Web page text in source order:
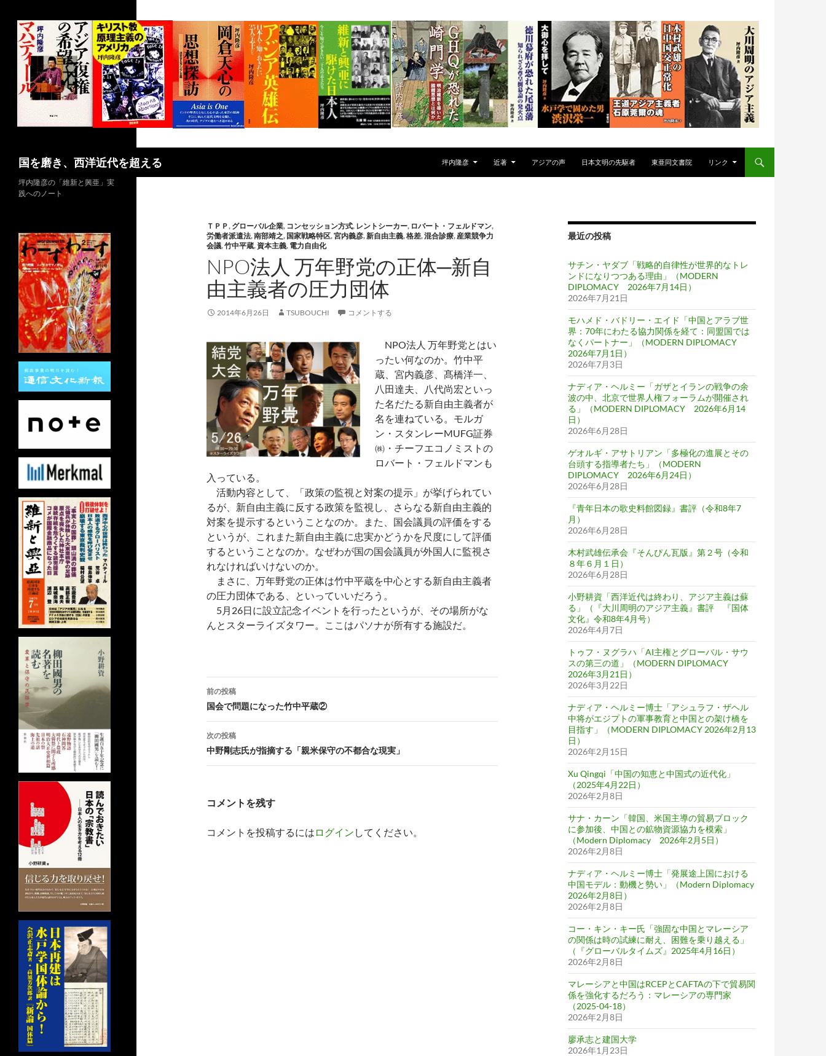
国を磨き、西洋近代を超える 坪内隆彦 近著 アジアの声 日本文明の先駆者 東亜同文書院 リンク
ＴＰＰ, グローバル企業, コンセッション方式, レントシーカー, ロバート・フェルドマン,
労働者派遣法,南部靖之, 国家戦略特区,宮内義彦,新自由主義,格差,混合診療,産業競争力
会議,竹中平蔵,資本主義, 電力自由化
NPO法人 万年野党の正体─新自
由主義者の圧力団体
2014年6月26日 TSUBOUCHI コメントする
NPO法人 万年野党とはい
ったい何なのか。竹中平
蔵、宮内義彦、髙橋洋一、
八田達夫、八代尚宏といっ
た名だたる新自由主義者が
名を連ねている。モルガ
ン・スタンレーMUFG証券
㈱・チーフエコノミストの
ロバート・フェルドマンも
入っている。
活動内容として、「政策の監視と対案の提示」が挙げられてい
るが、新自由主義に反する政策を監視し、さらなる新自由主義的
対案を提示するということなのか。また、国会議員の評価をする
というが、これまた新自由主義に忠実かどうかを尺度にして評価
するということなのか。なぜわが国の国会議員が外国人に監視さ
れなければいけないのか。
まさに、万年野党の正体は竹中平蔵を中心とする新自由主義者
の圧力団体である、といっていいだろう。
5月26日に設立記念イベントを行ったというが、その場所がな
んとスターライズタワー。ここはパソナが所有する施設だ。
投
稿
ナ
ビ
ゲ
ョ
前の投稿
国会で問題になった竹中平蔵②
次の投稿
中野剛志氏が指摘する「親米保守の不都合な現実」
コメントを残す
コメントを投稿するには ログイン してください。
最近の投稿
サチン・ヤダブ「戦略的自律性が世界的なトレ
ンドになりつつある理由」（MODERN
DIPLOMACY 2026年7月14日）
2026年7月21日
モハメド・バドリー・エイド「中国とアラブ世
界：70年にわたる協力関係を経て：同盟国では
なくパートナー」（MODERN DIPLOMACY
2026年7月1日）
2026年7月3日
ナディア・ヘルミー「ガザとイランの戦争の余
波の中、北京で世界人権フォーラムが開催され
る」（MODERN DIPLOMACY 2026年6月14
日）
2026年6月28日
ゲオルギ・アサトリアン「多極化の進展とその
台頭する指導者たち」（MODERN
DIPLOMACY 2026年6月24日）
2026年6月28日
『青年日本の歌史料館図録』書評（令和8年7
月）
2026年6月28日
木村武雄伝承会『そんぴん瓦版』第２号（令和
８年６月１日）
2026年6月28日
小野耕資「西洋近代は終わり、アジア主義は蘇
る」（『大川周明のアジア主義』書評 『国体
文化』令和8年4月号）
2026年4月7日
トゥフ・ヌグラハ「AI主権とグローバル・サウ
スの第三の道」（MODERN DIPLOMACY
2026年3月21日）
2026年3月22日
ナディア・ヘルミー博士「アシュラフ・ザヘル
中将がエジプトの軍事教育と中国との架け橋を
目指す」（MODERN DIPLOMACY 2026年2月13
日）
2026年2月15日
Xu Qingqi「中国の知恵と中国式の近代化」
（2025年4月22日）
2026年2月8日
サナ・カーン「韓国、米国主導の貿易ブロック
に参加後、中国との鉱物資源協力を模索」
（Modern Diplomacy 2026年2月5日）
2026年2月8日
ナディア・ヘルミー博士「発展途上国における
中国モデル：動機と勢い」（Modern Diplomacy
2026年2月8日）
2026年2月8日
コー・キン・キー氏「強固な中国とマレーシア
の関係は時の試練に耐え、困難を乗り越える」
（『グローバルタイムズ』2025年4月16日）
2026年2月8日
マレーシアと中国はRCEPとCAFTAの下で貿易関
係を強化するだろう：マレーシアの専門家
（2025-04-18）
2026年2月8日
廖承志と建国大学
2026年1月23日
坪内隆彦の「維新と興亜」実
践へのノート